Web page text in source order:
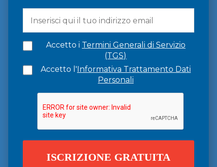
Accetto i Termini Generali di Servizio
(TGS)
Accetto l'Informativa Trattamento Dati
Personali